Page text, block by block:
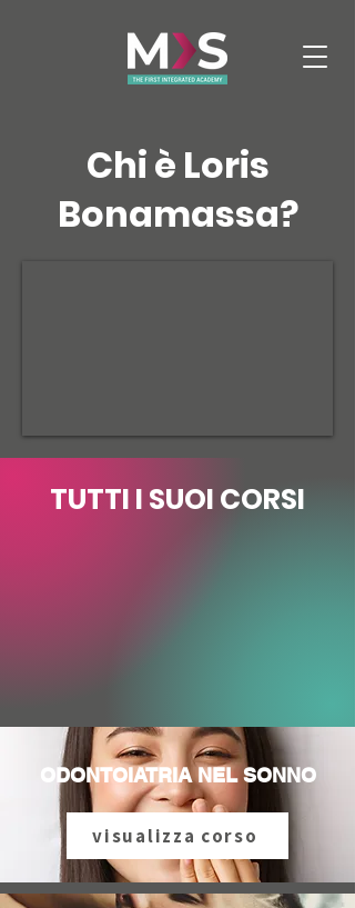
Chi è Loris
Bonamassa?
TUTTI I SUOI CORSI
ODONTOIATRIA NEL SONNO
visualizza corso